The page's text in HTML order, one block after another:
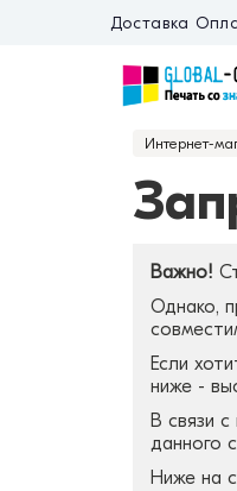
Доставка
Интернет-
Важно!
Однако,
Если
ниже -
В связи
данного
Ниже на